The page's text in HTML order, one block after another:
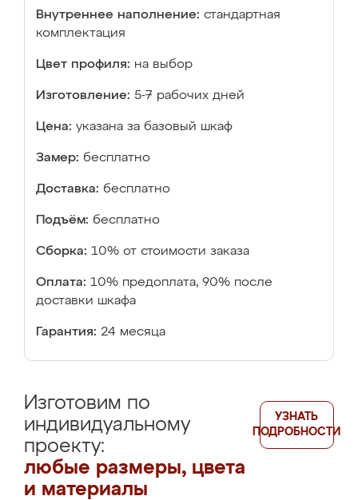
Внутреннее наполнение: стандартная
комплектация
Цвет профиля: на выбор
Изготовление: 5-7 рабочих дней
Цена: указана за базовый шкаф
Замер: бесплатно
Доставка: бесплатно
Подъём: бесплатно
Сборка: 10% от стоимости заказа
Оплата: 10% предоплата, 90% после
доставки шкафа
Гарантия: 24 месяца
Изготовим по
индивидуальному
проекту:
любые размеры, цвета
и материалы
УЗНАТЬ
ПОДРОБНОСТИ